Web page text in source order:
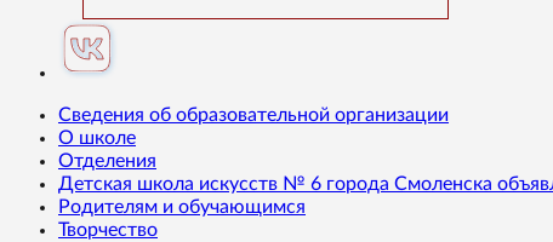
Сведения об образовательной организации
О школе
Отделения
Детская школа искусств № 6 города Смоленска
Родителям и обучающимся
Творчество